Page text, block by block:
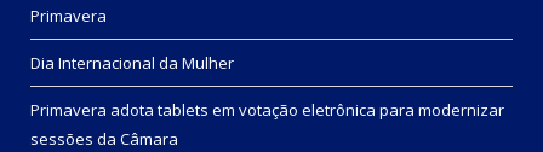
Primavera
Dia Internacional da Mulher
Primavera adota tablets em votação eletrônica para modernizar
sessões da Câmara